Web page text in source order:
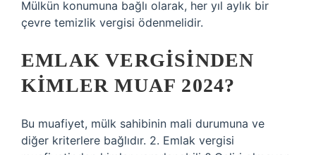
Mülkün konumuna bağlı olarak, her yıl aylık bir
çevre temizlik vergisi ödenmelidir.
EMLAK VERGISINDEN
KIMLER MUAF 2024?
Bu muafiyet, mülk sahibinin mali durumuna ve
diğer kriterlere bağlıdır. 2. Emlak vergisi